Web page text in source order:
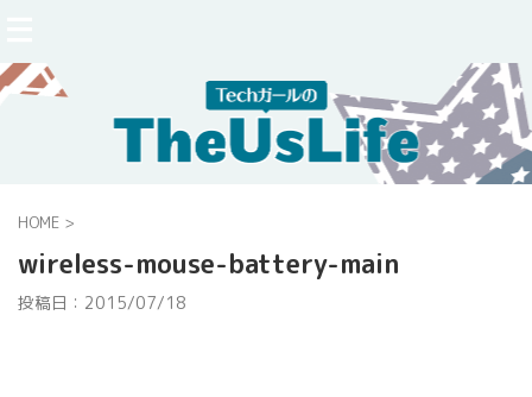
HOME >
wireless-mouse-battery-main
投稿日： 2015/07/18